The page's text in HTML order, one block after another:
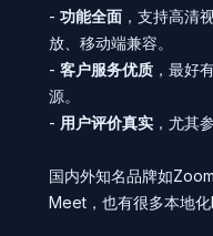
- 功能全面 ，支持高清
放、移动端兼容。
- 客户服务优质 ，最好
源。
- 用户评价真实 ，尤其
国内外知名品牌如
Meet，也有很多本地化